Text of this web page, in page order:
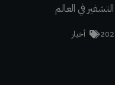
في العالم
أخبار